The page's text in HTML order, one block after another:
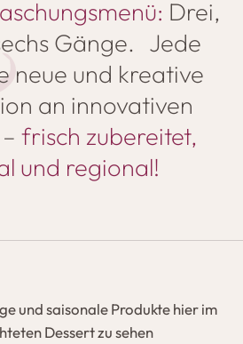
Drei,
Gänge. Jede
neue und kreative
an innovativen
frisch zubereitet,
und regional!